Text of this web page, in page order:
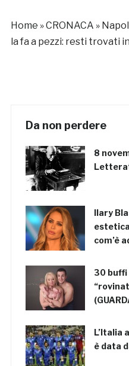
Home »CRONACA »
la fa a pezzi: resti trovati
Da non perdere
8
Ilary
com’è
30 buffi
L’Italia
è data